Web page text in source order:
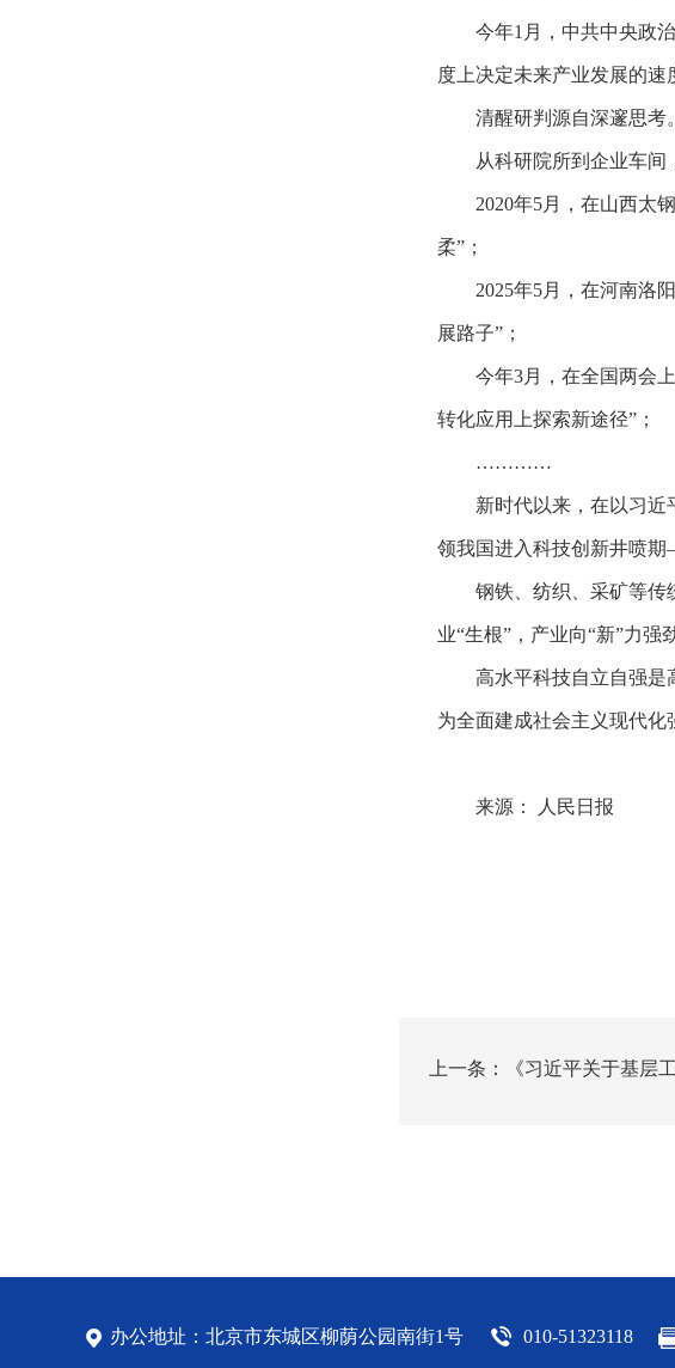
今年1月，中共中央政
度上决定未来产业发展的速
清醒研判源自深邃思考
从科研院所到企业车间
2020年5月，在山西太
柔”；
2025年5月，在河南洛
展路子”；
今年3月，在全国两会
转化应用上探索新途径”；
…………
新时代以来，在以习近
领我国进入科技创新井喷
钢铁、纺织、采矿等传
业“生根”，产业向“新”力强
高水平科技自立自强是
为全面建成社会主义现代化
来源： 人民日报
上一条：《习近平关于基层
办公地址：北京市东城区柳荫公园南街1号 010-51323118